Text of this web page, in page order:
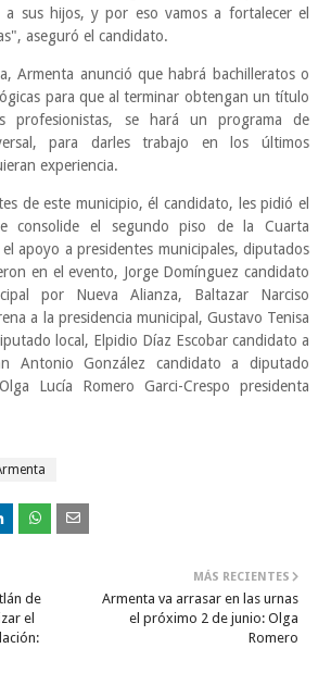
a sus hijos, y por eso vamos a fortalecer el
aseguró el candidato.
Armenta anunció que habrá bachilleratos o
para que al terminar obtengan un título
profesionistas, se hará un programa de
para darles trabajo en los últimos
experiencia.
de este municipio, él candidato, les pidió el
consolide el segundo piso de la Cuarta
apoyo a presidentes municipales, diputados
en el evento, Jorge Domínguez candidato
por Nueva Alianza, Baltazar Narciso
a la presidencia municipal, Gustavo Tenisa
local, Elpidio Díaz Escobar candidato a
Antonio González candidato a diputado
Lucía Romero Garci-Crespo presidenta
MÁS RECIENTES
Armenta va arrasar en las urnas
el próximo 2 de junio: Olga
Romero
de
el